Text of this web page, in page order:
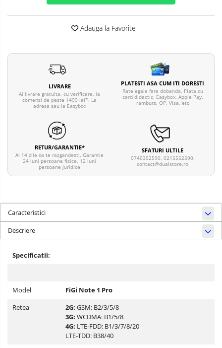
Adauga la Favorite
LIVRARE
Ai livrare gratuita, cu verificare, la
comenzi de peste 1499 lei*. La
adresa sau la Easybox
PLATESTI ASA CUM ITI DORESTI
Rate egale fara dobanda, Plata cu
card didactic, Easybox, Apple Pay,
ramburs, OP, Visa, etc
RETUR/GARANTIE*
Ai 14 zile sa te razgandesti. Garantie
24 luni persoane fizice, 12 luni
persoane juridice
SFATURI ULTILE
0740302590, 0215552590,
contact@dualstore.ro
Caracteristici
Descriere
Specificatii:
Model
FiGi Note 1 Pro
Retea
2G: GSM: B2/3/5/8
3G: WCDMA: B1/5/8
4G: LTE-FDD: B1/3/7/8/20
LTE-TDD: B38/40